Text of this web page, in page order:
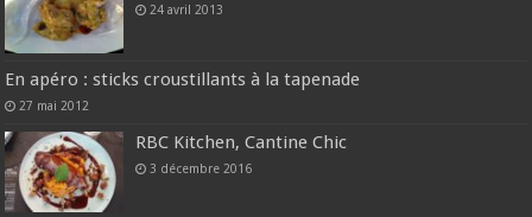
24 avril 2013
En apéro : sticks croustillants à la tapenade
27 mai 2012
RBC Kitchen, Cantine Chic
3 décembre 2016